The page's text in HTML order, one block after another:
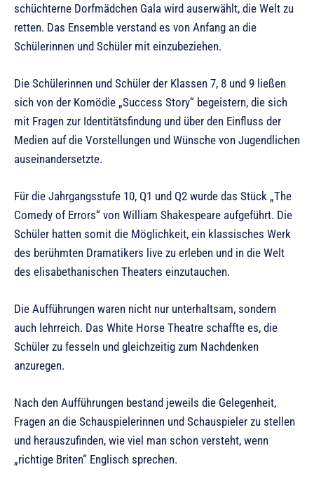
schüchterne Dorfmädchen Gala wird auserwählt, die Welt zu
retten. Das Ensemble verstand es von Anfang an die
Schülerinnen und Schüler mit einzubeziehen.
Die Schülerinnen und Schüler der Klassen 7, 8 und 9 ließen
sich von der Komödie „Success Story“ begeistern, die sich
mit Fragen zur Identitätsfindung und über den Einfluss der
Medien auf die Vorstellungen und Wünsche von Jugendlichen
auseinandersetzte.
Für die Jahrgangsstufe 10, Q1 und Q2 wurde das Stück „The
Comedy of Errors“ von William Shakespeare aufgeführt. Die
Schüler hatten somit die Möglichkeit, ein klassisches Werk
des berühmten Dramatikers live zu erleben und in die Welt
des elisabethanischen Theaters einzutauchen.
Die Aufführungen waren nicht nur unterhaltsam, sondern
auch lehrreich. Das White Horse Theatre schaffte es, die
Schüler zu fesseln und gleichzeitig zum Nachdenken
anzuregen.
Nach den Aufführungen bestand jeweils die Gelegenheit,
Fragen an die Schauspielerinnen und Schauspieler zu stellen
und herauszufinden, wie viel man schon versteht, wenn
„richtige Briten“ Englisch sprechen.